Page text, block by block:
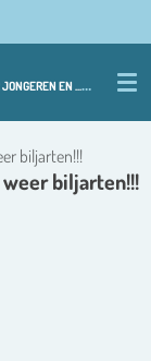
OUDERE JONGEREN
biljarten!!!
biljarten!!!